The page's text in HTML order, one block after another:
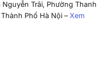
Trãi, Phường Thanh
Phố Hà Nội – Xem